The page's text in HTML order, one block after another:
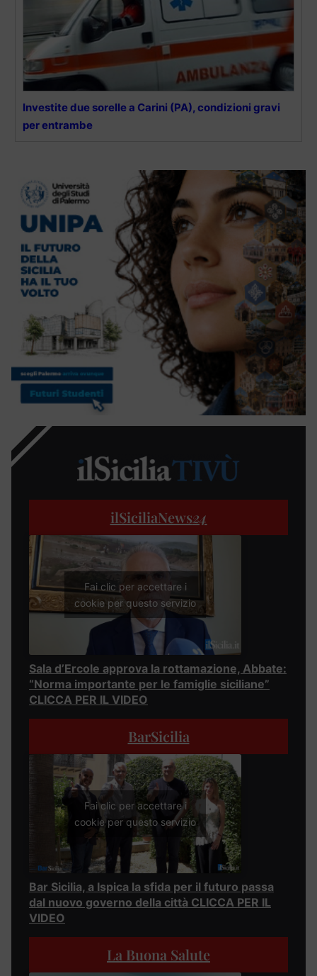
Investite due sorelle a Carini (PA), condizioni gravi
per entrambe
ilSiciliaNews24
Fai clic per accettare i
cookie per questo servizio
Sala d’Ercole approva la rottamazione, Abbate:
“Norma importante per le famiglie siciliane”
CLICCA PER IL VIDEO
BarSicilia
Fai clic per accettare i
cookie per questo servizio
Bar Sicilia, a Ispica la sfida per il futuro passa
dal nuovo governo della città CLICCA PER IL
VIDEO
La Buona Salute